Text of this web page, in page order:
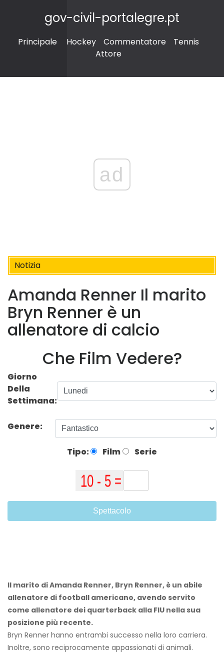
gov-civil-portalegre.pt
Principale Hockey Commentatore
Tennis
Attore
ad
Notizia
Amanda Renner Il marito
Bryn Renner è un
allenatore di calcio
Che Film Vedere?
Giorno
Della
Settimana:
Genere:
Tipo: Film Serie
Spettacolo
Il marito di Amanda Renner, Bryn Renner, è un abile
allenatore di football americano, avendo servito
come allenatore dei quarterback alla FIU nella sua
posizione più recente.
Bryn Renner hanno entrambi successo nella loro carriera.
Inoltre, sono reciprocamente appassionati di animali.